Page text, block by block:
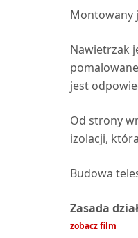
Montowany
Nawietrzak
jest
Od strony
izolacji,
Budowa
Zasada
zobacz film